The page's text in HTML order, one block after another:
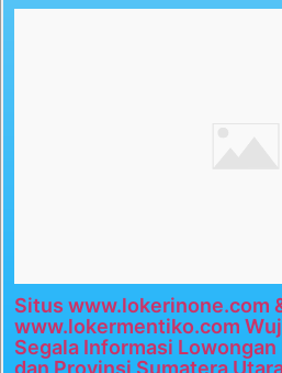
Situs www.lokerinone.com
www.lokermentiko.com
Segala Informasi Lowongan
dan Provinsi Sumatera